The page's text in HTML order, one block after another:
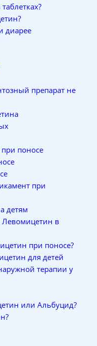
диарее
препарат не
поносе
при
детям
Левомицетин в
при поносе?
для детей
терапии у
или Альбуцид?